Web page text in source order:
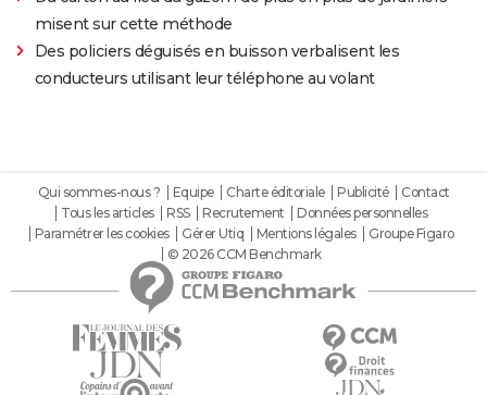
misent sur cette méthode
Des policiers déguisés en buisson verbalisent les
conducteurs utilisant leur téléphone au volant
Qui sommes-nous ? Equipe Charte éditoriale Publicité
Contact
Tous les articles
RSS Recrutement
Données personnelles
Paramétrer les cookies
Gérer Utiq Mentions légales
Groupe Figaro
© 2026 CCM Benchmark